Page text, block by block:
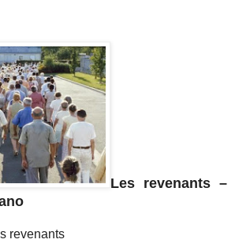
Les revenants –
revenants